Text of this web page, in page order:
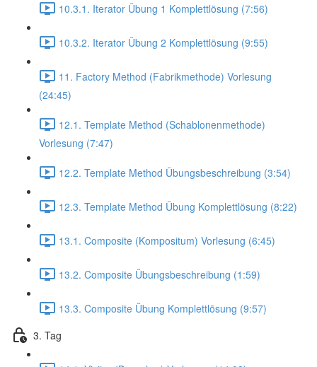
10.3.1. Iterator Übung 1 Komplettlösung (7:56)
10.3.2. Iterator Übung 2 Komplettlösung (9:55)
11. Factory Method (Fabrikmethode) Vorlesung
(24:45)
12.1. Template Method (Schablonenmethode)
Vorlesung (7:47)
12.2. Template Method Übungsbeschreibung (3:54)
12.3. Template Method Übung Komplettlösung (8:22)
13.1. Composite (Kompositum) Vorlesung (6:45)
13.2. Composite Übungsbeschreibung (1:59)
13.3. Composite Übung Komplettlösung (9:57)
3. Tag